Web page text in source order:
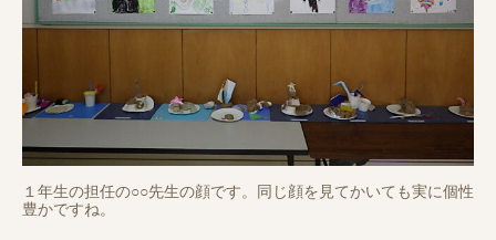
１年生の担任の○○先生の顔です。同じ顔を見てかいても実に個性
豊かですね。